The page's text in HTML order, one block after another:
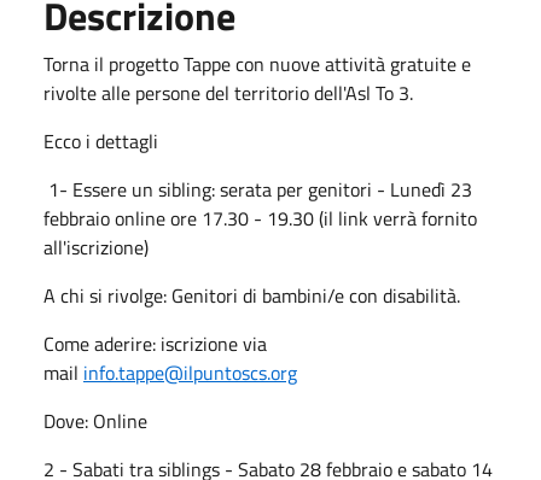
Descrizione
Torna il progetto Tappe con nuove attività gratuite e
rivolte alle persone del territorio dell'Asl To 3.
Ecco i dettagli
1- Essere un sibling: serata per genitori - Lunedì 23
febbraio online ore 17.30 - 19.30 (il link verrà fornito
all'iscrizione)
A chi si rivolge: Genitori di bambini/e con disabilità.
Come aderire: iscrizione via
mail info.tappe@ilpuntoscs.org
Dove: Online
2 - Sabati tra siblings - Sabato 28 febbraio e sabato 14